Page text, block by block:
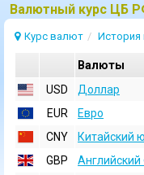
Bалютный курс ЦБ
Курс валют
Валюты
USD
Доллар
EUR
Евро
CNY
Китайский
GBP
Английский